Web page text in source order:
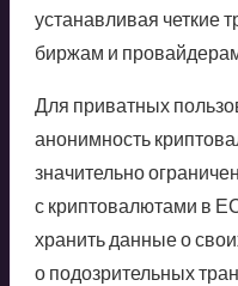
устанавливая четкие
биржам и
Для приватных
анонимность
значительно
с криптовалютами в
хранить данные о
о подозрительных